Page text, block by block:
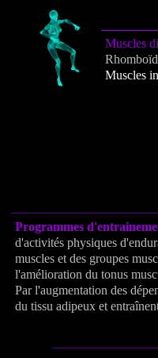
Muscles
Muscles
Programmes
d'activités physiques
muscles et des groupes
l'amélioration du tonus
Par l'augmentation des
du tissu adipeux et